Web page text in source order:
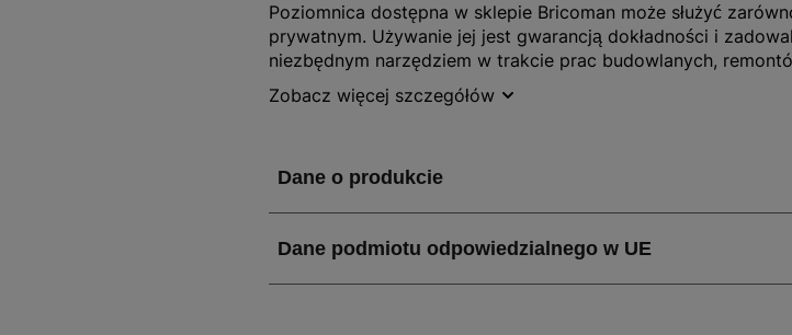
Poziomnica dostępna w sklepie Bricoman może służyć
prywatnym. Używanie jej jest gwarancją dokładności i
niezbędnym narzędziem w trakcie prac budowlanych,
dekoratorskich do precyzyjnego wyznaczania poziomów
z zabarwioną cieczą możemy dostrzec wszelkie nierówności i
lecz niezwykle wytrzymała konstrukcja z aluminium. Materiał
umiejscowione w obudowie narzędzia.
Zobacz więcej szczegółów